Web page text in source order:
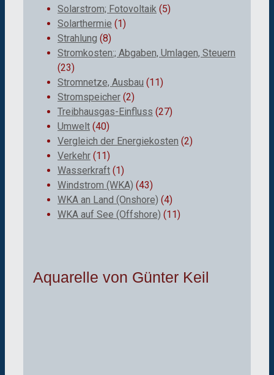
Solarstrom; Fotovoltaik (5)
Solarthermie (1)
Strahlung (8)
Stromkosten:; Abgaben, Umlagen, Steuern
(23)
Stromnetze, Ausbau (11)
Stromspeicher (2)
Treibhausgas-Einfluss (27)
Umwelt (40)
Vergleich der Energiekosten (2)
Verkehr (11)
Wasserkraft (1)
Windstrom (WKA) (43)
WKA an Land (Onshore) (4)
WKA auf See (Offshore) (11)
Aquarelle von Günter Keil